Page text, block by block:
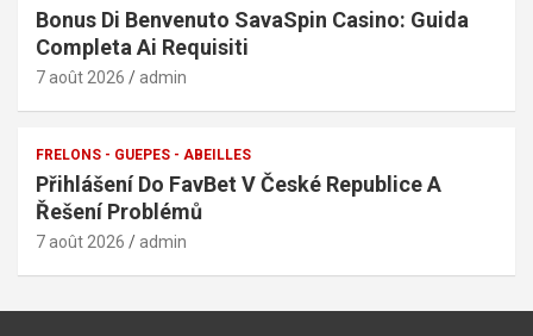
Bonus Di Benvenuto SavaSpin Casino: Guida
Completa Ai Requisiti
7 août 2026 admin
FRELONS - GUEPES - ABEILLES
Přihlášení Do FavBet V České Republice A
Řešení Problémů
7 août 2026 admin